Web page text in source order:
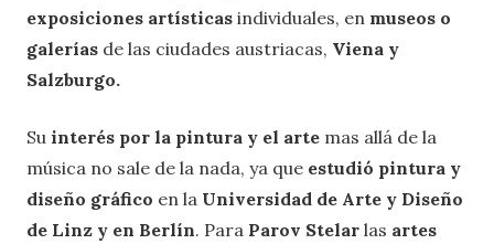
exposiciones artísticas individuales, en museos o
galerías de las ciudades austriacas, Viena y
Salzburgo.
Su interés por la pintura y el arte mas allá de la
música no sale de la nada, ya que estudió pintura y
diseño gráfico en la Universidad de Arte y Diseño
de Linz y en Berlín. Para Parov Stelar las artes